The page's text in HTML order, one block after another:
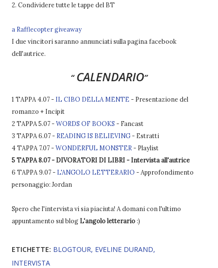
2. Condividere tutte le tappe del BT
a Rafflecopter giveaway
I due vincitori saranno annunciati sulla pagina facebook
dell'autrice.
CALENDARIO
1 TAPPA 4.07 - IL CIBO DELLA MENTE - Presentazione del
romanzo + Incipit
2 TAPPA 5.07 -WORDS OF BOOKS - Fancast
3 TAPPA 6.07 - READING IS BELIEVING- Estratti
4 TAPPA 7.07 -WONDERFUL MONSTER - Playlist
5 TAPPA 8.07 - DIVORATORI DI LIBRI - Intervista all'autrice
6 TAPPA 9.07 - L'ANGOLO LETTERARIO - Approfondimento
personaggio: Jordan
Spero che l'intervista vi sia piaciuta! A domani con l'ultimo
appuntamento sul blog L'angolo letterario:)
ETICHETTE: BLOGTOUR EVELINE DURAND
INTERVISTA